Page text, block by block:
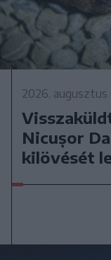
2026.
Nicușor
kilövését